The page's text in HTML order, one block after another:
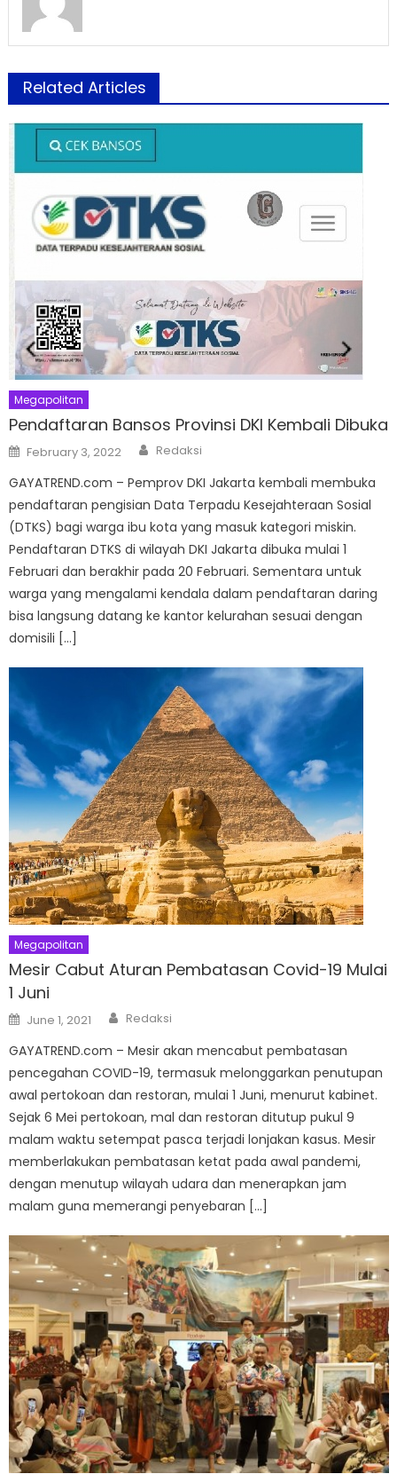
Related Articles
Megapolitan
Pendaftaran Bansos Provinsi DKI Kembali Dibuka
Posted
on
February 3, 2022 Author
Redaksi
GAYATREND.com – Pemprov DKI Jakarta kembali membuka
pendaftaran pengisian Data Terpadu Kesejahteraan Sosial
(DTKS) bagi warga ibu kota yang masuk kategori miskin.
Pendaftaran DTKS di wilayah DKI Jakarta dibuka mulai 1
Februari dan berakhir pada 20 Februari. Sementara untuk
warga yang mengalami kendala dalam pendaftaran daring
bisa langsung datang ke kantor kelurahan sesuai dengan
domisili […]
Megapolitan
Mesir Cabut Aturan Pembatasan Covid-19 Mulai
1 Juni
Posted
on
June 1, 2021 Author
Redaksi
GAYATREND.com – Mesir akan mencabut pembatasan
pencegahan COVID-19, termasuk melonggarkan penutupan
awal pertokoan dan restoran, mulai 1 Juni, menurut kabinet.
Sejak 6 Mei pertokoan, mal dan restoran ditutup pukul 9
malam waktu setempat pasca terjadi lonjakan kasus. Mesir
memberlakukan pembatasan ketat pada awal pandemi,
dengan menutup wilayah udara dan menerapkan jam
malam guna memerangi penyebaran […]